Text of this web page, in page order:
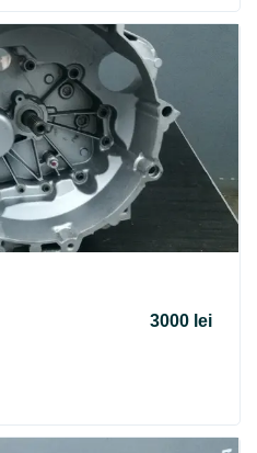
3000 lei